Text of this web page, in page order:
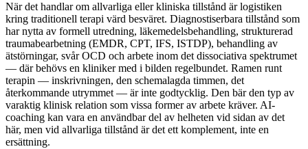
När det handlar om allvarliga eller kliniska tillstånd är logistiken
kring traditionell terapi värd besväret. Diagnostiserbara tillstånd som
har nytta av formell utredning, läkemedelsbehandling, strukturerad
traumabearbetning (EMDR, CPT, IFS, ISTDP), behandling av
ätstörningar, svår OCD och arbete inom det dissociativa spektrumet
— där behövs en kliniker med i bilden regelbundet. Ramen runt
terapin — inskrivningen, den schemalagda timmen, det
återkommande utrymmet — är inte godtycklig. Den bär den typ av
varaktig klinisk relation som vissa former av arbete kräver. AI-
coaching kan vara en användbar del av helheten vid sidan av det
här, men vid allvarliga tillstånd är det ett komplement, inte en
ersättning.